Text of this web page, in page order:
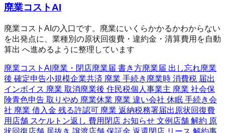
廃業コストAI
廃業コストAIの入口です。廃業にいくらかかるかわからない
を出発点に、業種別の原状回復費・違約金・清算費用を自動
算出 へ進めるように整理しています
廃業コストAI 廃業・閉店廃業届 書き方廃業届 出し忘れ廃業
後 確定申告小規模企業共済 廃業 手続き 廃業時 消費税 届出
インボイス 廃業 取消廃業後 住民税個人事業主 廃業 社会保
険青色申告 取りやめ 廃業休業 廃業 違い会社 休眠 手続き会
社 廃業 借入金 残る許認可 廃業 返納税務署届出 原状回復費
用 店舗 スケルトン返し 費用 閉店 お知らせ 文例 店舗 解約 原
状回復店舗 居抜き 譲渡店舗 保証金 返還閉店 リース 解約事